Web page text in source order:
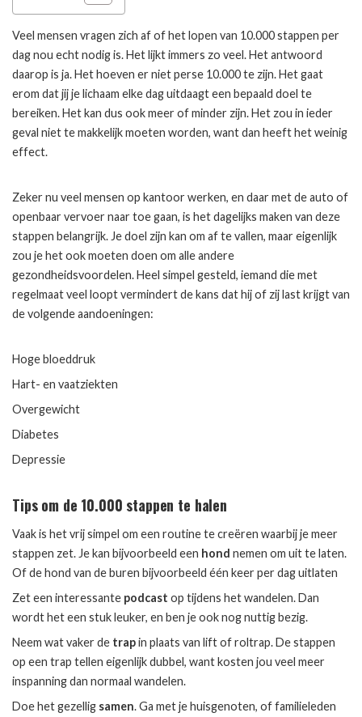
Veel mensen vragen zich af of het lopen van 10.000 stappen per
dag nou echt nodig is. Het lijkt immers zo veel. Het antwoord
daarop is ja. Het hoeven er niet perse 10.000 te zijn. Het gaat
erom dat jij je lichaam elke dag uitdaagt een bepaald doel te
bereiken. Het kan dus ook meer of minder zijn. Het zou in ieder
geval niet te makkelijk moeten worden, want dan heeft het weinig
effect.
Zeker nu veel mensen op kantoor werken, en daar met de auto of
openbaar vervoer naar toe gaan, is het dagelijks maken van deze
stappen belangrijk. Je doel zijn kan om af te vallen, maar eigenlijk
zou je het ook moeten doen om alle andere
gezondheidsvoordelen. Heel simpel gesteld, iemand die met
regelmaat veel loopt vermindert de kans dat hij of zij last krijgt van
de volgende aandoeningen:
Hoge bloeddruk
Hart- en vaatziekten
Overgewicht
Diabetes
Depressie
Tips om de 10.000 stappen te halen
Vaak is het vrij simpel om een routine te creëren waarbij je meer
stappen zet. Je kan bijvoorbeeld een hond nemen om uit te laten.
Of de hond van de buren bijvoorbeeld één keer per dag uitlaten
Zet een interessante podcast op tijdens het wandelen. Dan
wordt het een stuk leuker, en ben je ook nog nuttig bezig.
Neem wat vaker de trapin plaats van lift of roltrap. De stappen
op een trap tellen eigenlijk dubbel, want kosten jou veel meer
inspanning dan normaal wandelen.
Doe het gezellig samen. Ga met je huisgenoten, of familieleden